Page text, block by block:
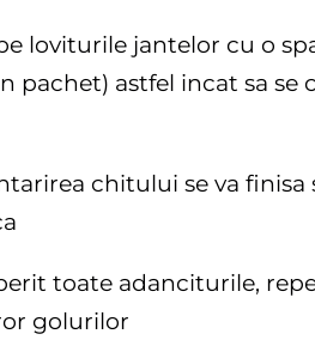
loviturile jantelor cu o
pachet) astfel incat sa se
chitului se va
toate adanciturile,
golurilor